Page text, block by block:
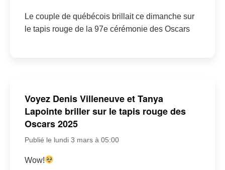
Le couple de québécois brillait ce dimanche sur
le tapis rouge de la 97e cérémonie des Oscars
Voyez Denis Villeneuve et Tanya
Lapointe briller sur le tapis rouge des
Oscars 2025
Publié le lundi 3 mars à 05:00
Wow!